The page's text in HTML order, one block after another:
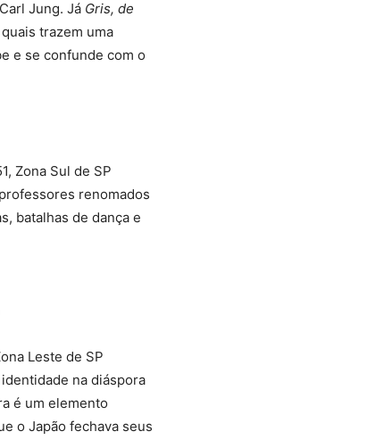
Jung. Já Gris, de
trazem uma
e se confunde com o
Zona Sul de SP
renomados
batalhas de dança e
Leste de SP
na diáspora
é um elemento
o Japão fechava seus